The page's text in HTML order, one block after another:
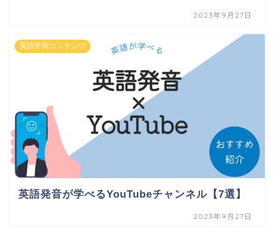
2023年9月27日
英語学習コンテンツ
英語発音が学べるYouTubeチャンネル【7選】
2023年9月27日